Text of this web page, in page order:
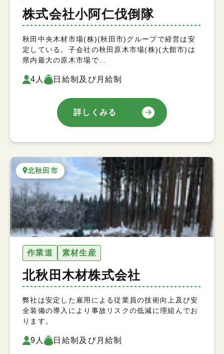
株式会社小阿仁伐倒隊
秋田中央木材市場(株)(秋田市)グループで経営は安
定している。子会社の秋田原木市場(株)(大館市)は
県内最大の原木市場で…
4人 日給制及び月給制
詳しくみる
北秋田市
作業道 素材生産
北秋田木材株式会社
弊社は安定した雇用による従業員の技術向上及び安
全装備の導入により事故リスクの低減に理組んでお
ります。
9人 日給制及び月給制